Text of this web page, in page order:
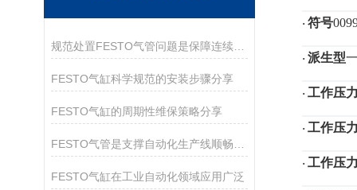
规范处置FESTO气管问题是保障连续供气的关键
FESTO气缸科学规范的安装步骤分享
FESTO气缸的周期性维保策略分享
FESTO气缸在工业自动化领域应用广泛
· 符号
· 派生型
· 工作压
· 工作压
· 工作压